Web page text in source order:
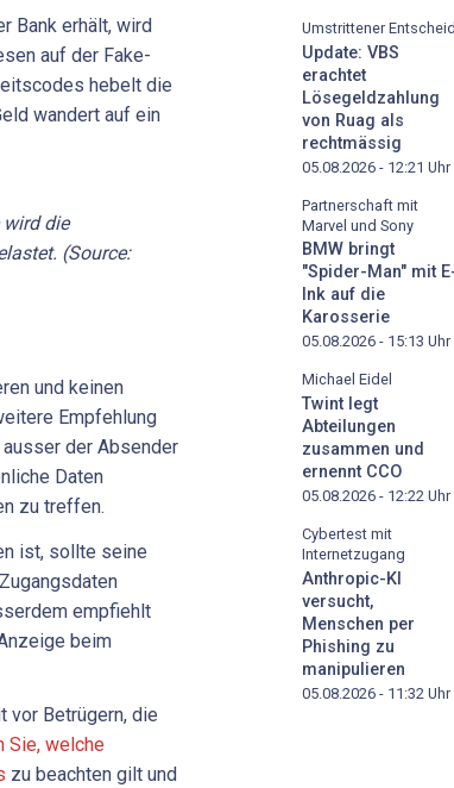
Bank erhält, wird
auf der Fake-
hebelt die
wandert auf ein
wird die
(Source:
und keinen
Empfehlung
der Absender
Daten
zu treffen.
ist, sollte seine
empfiehlt
beim
vor Betrügern, die
Sie, welche
zu beachten gilt und
Umstrittener
Update: VBS
erachtet
Lösegeldzahlung
von Ruag als
rechtmässig
05.08.2026 - 12:21 Uhr
Partnerschaft mit
Marvel und Sony
BMW bringt
"Spider-Man" mit
Ink auf die
Karosserie
05.08.2026 - 15:13 Uhr
Michael Eidel
Twint legt
Abteilungen
zusammen und
ernennt CCO
05.08.2026 - 12:22 Uhr
Cybertest mit
Internetzugang
Anthropic-KI
versucht,
Menschen per
Phishing zu
manipulieren
05.08.2026 - 11:32 Uhr